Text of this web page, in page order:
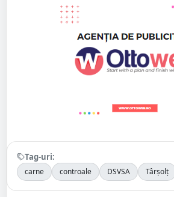
Tag-uri:
carne controale DSVSA Târșolț